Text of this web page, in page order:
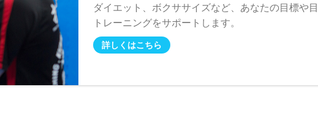
ダイエット、ボクササイズなど、あなたの目標や目
トレーニングをサポートします。
詳しくはこちら